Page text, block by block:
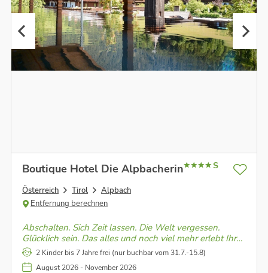
Boutique Hotel Die Alpbacherin S
Österreich Tirol
Alpbach
Entfernung berechnen
Abschalten. Sich Zeit lassen. Die Welt vergessen.
Glücklich sein. Das alles und noch viel mehr erlebt Ihr
im Boutique Hotel im Alpbachtal.
2 Kinder bis 7 Jahre frei (nur buchbar vom 31.7.-15.8)
August 2026 - November 2026